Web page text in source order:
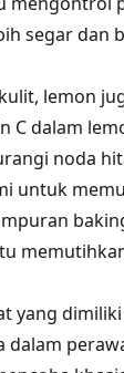
segar dan
lemon
C dalam
noda
untuk
yang